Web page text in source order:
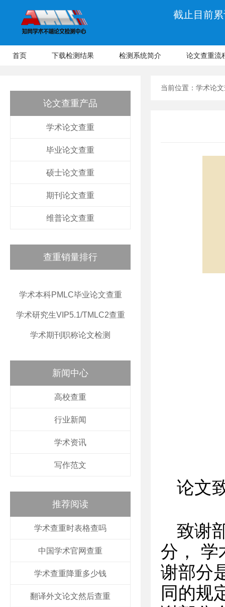
截止目前
首页 下载检测结果 检测系统简介 论文查重流
论文查重产品
学术论文查重
毕业论文查重
硕士论文查重
期刊论文查重
维普论文查重
查重销量排行
学术本科PMLC毕业论文查重
学术研究生VIP5.1/TMLC2查重
学术期刊职称论文检测
新闻中心
高校查重
行业新闻
学术资讯
写作范文
推荐阅读
学术查重时表格查吗
中国学术官网查重
学术查重降重多少钱
翻译外文论文然后查重
当前位置： 学术论
论文
致谢
分， 学
谢部分
同的规